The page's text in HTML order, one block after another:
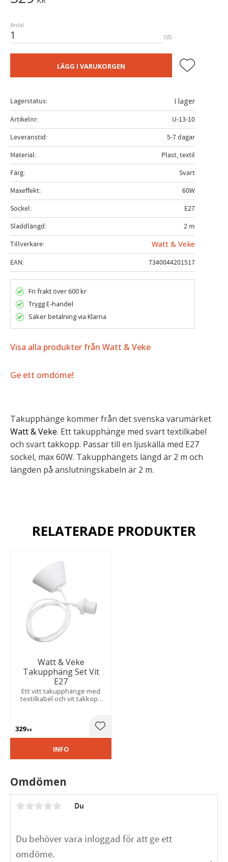
Antal
st
LÄGG I VARUKORGEN Lägg till i
Lagerstatus
I lager
Artikelnr
U-13-10
Leveranstid
5-7 dagar
Material
Plast, textil
Färg
Svart
Maxeffekt
60W
Sockel
E27
Sladdlängd
2 m
Tillverkare
Watt & Veke
EAN
7340044201517
Fri frakt över 600 kr
Trygg E-handel
Säker betalning via Klarna
Visa alla produkter från Watt & Veke
Ge ett omdöme!
Takupphänge kommer från det svenska varumärket
Watt & Veke. Ett takupphänge med svart textilkabel
och svart takkopp. Passar till en ljuskälla med E27
sockel, max 60W. Takupphängets längd är 2 m och
längden på anslutningskabeln är 2 m.
Omdömen
Du
RELATERADE PRODUKTER
Watt & Veke
Takupphäng Set Vit
E27
Ett vitt takupphänge med
textilkabel och vit takkopp
svenska varumärket Watt &
329KR Lägg till i favoriter
INFO